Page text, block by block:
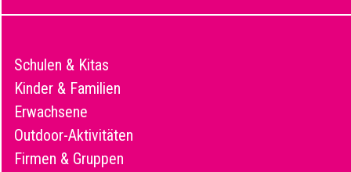
Schulen & Kitas
Kinder & Familien
Erwachsene
Outdoor-Aktivitäten
Firmen & Gruppen